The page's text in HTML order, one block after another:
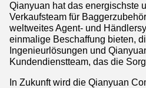
Qianyuan hat das energischste
Verkaufsteam für
weltweites Agent- und
einmalige Beschaffung bieten,
Ingenieurlösungen und
Kundendienstteam, das die
In Zukunft wird die Qianyuan